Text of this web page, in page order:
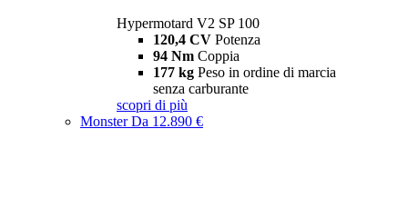
Hypermotard V2 SP 100
120,4 CV Potenza
94 Nm Coppia
177 kg Peso in ordine di marcia
senza carburante
scopri di più
MonsterDa 12.890 €